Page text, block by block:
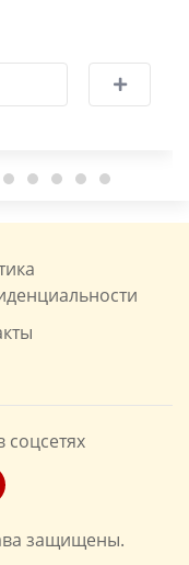
соцсетях
защищены.